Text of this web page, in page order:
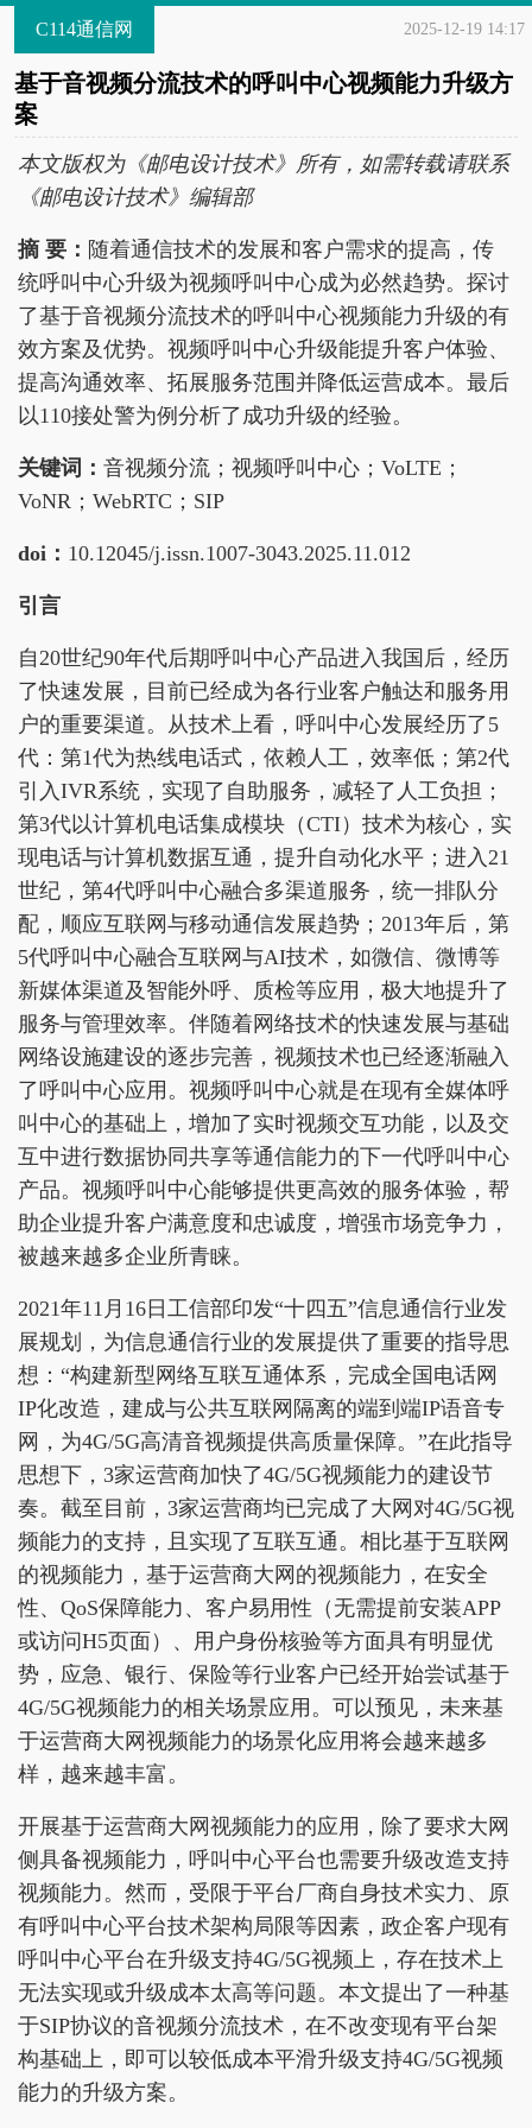
C114通信网 2025-12-19 14:17
基于音视频分流技术的呼叫中心视频能力升级方
案
本文版权为《邮电设计技术》所有，如需转载请联系
《邮电设计技术》编辑部
摘 要： 随着通信技术的发展和客户需求的提高，传
统呼叫中心升级为视频呼叫中心成为必然趋势。探讨
了基于音视频分流技术的呼叫中心视频能力升级的有
效方案及优势。视频呼叫中心升级能提升客户体验、
提高沟通效率、拓展服务范围并降低运营成本。最后
以110接处警为例分析了成功升级的经验。
关键词： 音视频分流；视频呼叫中心；VoLTE；
VoNR；WebRTC；SIP
doi： 10.12045/j.issn.1007-3043.2025.11.012
引言
自20世纪90年代后期呼叫中心产品进入我国后，经历
了快速发展，目前已经成为各行业客户触达和服务用
户的重要渠道。从技术上看，呼叫中心发展经历了5
代：第1代为热线电话式，依赖人工，效率低；第2代
引入IVR系统，实现了自助服务，减轻了人工负担；
第3代以计算机电话集成模块（CTI）技术为核心，实
现电话与计算机数据互通，提升自动化水平；进入21
世纪，第4代呼叫中心融合多渠道服务，统一排队分
配，顺应互联网与移动通信发展趋势；2013年后，第
5代呼叫中心融合互联网与AI技术，如微信、微博等
新媒体渠道及智能外呼、质检等应用，极大地提升了
服务与管理效率。伴随着网络技术的快速发展与基础
网络设施建设的逐步完善，视频技术也已经逐渐融入
了呼叫中心应用。视频呼叫中心就是在现有全媒体呼
叫中心的基础上，增加了实时视频交互功能，以及交
互中进行数据协同共享等通信能力的下一代呼叫中心
产品。视频呼叫中心能够提供更高效的服务体验，帮
助企业提升客户满意度和忠诚度，增强市场竞争力，
被越来越多企业所青睐。
2021年11月16日工信部印发“十四五”信息通信行业发
展规划，为信息通信行业的发展提供了重要的指导思
想：“构建新型网络互联互通体系，完成全国电话网
IP化改造，建成与公共互联网隔离的端到端IP语音专
网，为4G/5G高清音视频提供高质量保障。”在此指导
思想下，3家运营商加快了4G/5G视频能力的建设节
奏。截至目前，3家运营商均已完成了大网对4G/5G视
频能力的支持，且实现了互联互通。相比基于互联网
的视频能力，基于运营商大网的视频能力，在安全
性、QoS保障能力、客户易用性（无需提前安装APP
或访问H5页面）、用户身份核验等方面具有明显优
势，应急、银行、保险等行业客户已经开始尝试基于
4G/5G视频能力的相关场景应用。可以预见，未来基
于运营商大网视频能力的场景化应用将会越来越多
样，越来越丰富。
开展基于运营商大网视频能力的应用，除了要求大网
侧具备视频能力，呼叫中心平台也需要升级改造支持
视频能力。然而，受限于平台厂商自身技术实力、原
有呼叫中心平台技术架构局限等因素，政企客户现有
呼叫中心平台在升级支持4G/5G视频上，存在技术上
无法实现或升级成本太高等问题。本文提出了一种基
于SIP协议的音视频分流技术，在不改变现有平台架
构基础上，即可以较低成本平滑升级支持4G/5G视频
能力的升级方案。